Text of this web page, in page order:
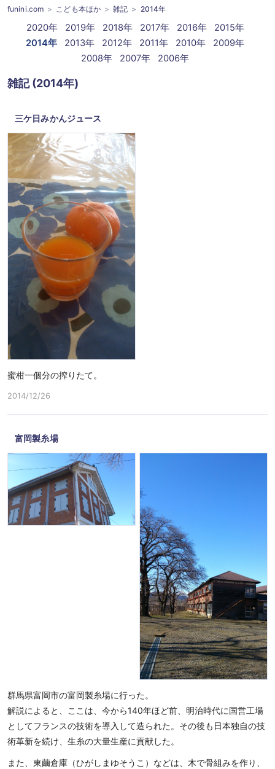
funini.com こども本ほか 雑記 2014年
2020年 2019年 2018年 2017年 2016年
2015年
2014年
2013年 2012年 2011年 2010年
2009年
2008年
2007年 2006年
雑記 (2014年)
三ケ日みかんジュース
蜜柑一個分の搾りたて。
2014/12/26
富岡製糸場
群馬県富岡市の富岡製糸場に行った。
解説によると、ここは、今から140年ほど前、明治時代に国営工場
としてフランスの技術を導入して造られた。その後も日本独自の技
術革新を続け、生糸の大量生産に貢献した。
また、東繭倉庫（ひがしまゆそうこ）などは、木で骨組みを作り、